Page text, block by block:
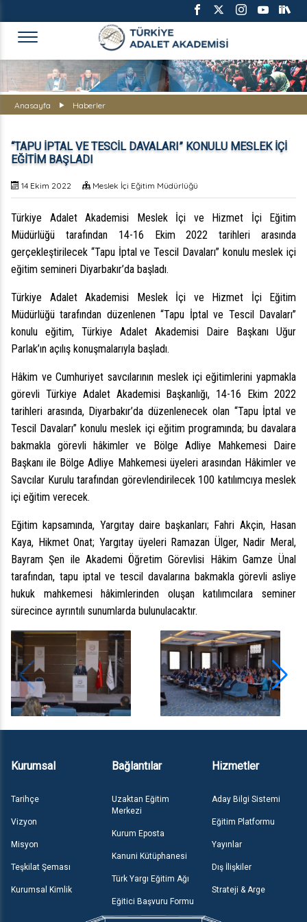
TÜRKİYE ADALET AKADEMİSİ
Anasayfa Haberler
“TAPU İPTAL VE TESCİL DAVALARI” KONULU MESLEK İÇİ
EĞİTİM BAŞLADI
14 Ekim 2022 Meslek İçi Eğitim Müdürlüğü
Türkiye Adalet Akademisi Meslek İçi ve Hizmet İçi Eğitim
Müdürlüğü tarafından 14-16 Ekim 2022 tarihleri arasında
gerçekleştirilecek “Tapu İptal ve Tescil Davaları” konulu meslek içi
eğitim semineri Diyarbakır’da başladı.
Türkiye Adalet Akademisi Meslek İçi ve Hizmet İçi Eğitim
Müdürlüğü tarafından düzenlenen “Tapu İptal ve Tescil Davaları”
konulu eğitim, Türkiye Adalet Akademisi Daire Başkanı Uğur
Parlak’ın açılış konuşmalarıyla başladı.
Hâkim ve Cumhuriyet savcılarının meslek içi eğitimlerini yapmakla
görevli Türkiye Adalet Akademisi Başkanlığı, 14-16 Ekim 2022
tarihleri arasında, Diyarbakır’da düzenlenecek olan “Tapu İptal ve
Tescil Davaları” konulu meslek içi eğitim programında; bu davalara
bakmakla görevli hâkimler ve Bölge Adliye Mahkemesi Daire
Başkanı ile Bölge Adliye Mahkemesi üyeleri arasından Hâkimler ve
Savcılar Kurulu tarafından görevlendirilecek 100 katılımcıya meslek
içi eğitim verecek.
Eğitim kapsamında, Yargıtay daire başkanları; Fahri Akçin, Hasan
Kaya, Hikmet Onat; Yargıtay üyeleri Ramazan Ülger, Nadir Meral,
Bayram Şen ile Akademi Öğretim Görevlisi Hâkim Gamze Ünal
tarafından, tapu iptal ve tescil davalarına bakmakla görevli asliye
hukuk mahkemesi hâkimlerinden oluşan katılımcılara seminer
sürecince ayrıntılı sunumlarda bulunulacaktır.
Kurumsal
Tarihçe
Vizyon
Misyon
Teşkilat Şeması
Kurumsal Kimlik
Bağlantılar
Uzaktan Eğitim
Merkezi
Kurum Eposta
Kanuni Kütüphanesi
Türk Yargı Eğitim Ağı
Eğitici Başvuru Formu
Hizmetler
Aday Bilgi Sistemi
Eğitim Platformu
Yayınlar
Dış İlişkiler
Strateji & Arge